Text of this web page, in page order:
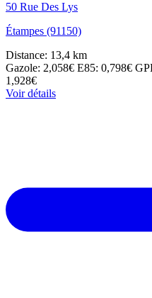
50 Rue Des Lys
Étampes (91150)
Distance: 13,4 km
Gazole: 2,058€ E85: 0,798€
1,928€
Voir détails